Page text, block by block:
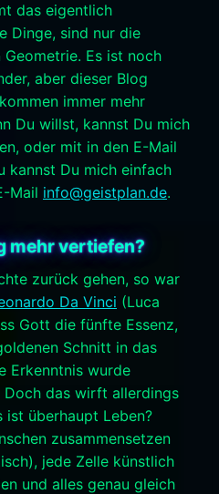
das eigentlich
Dinge, sind nur die
Es ist noch
aber dieser Blog
immer mehr
Du willst, kannst Du mich
oder mit in den E-Mail
kannst Du mich einfach
Mail info@geistplan.de.
mehr vertiefen?
zurück gehen, so war
Da Vinci (Luca
Gott die fünfte Essenz,
Schnitt in das
Erkenntnis wurde
Doch das wirft allerdings
ist überhaupt Leben?
zusammensetzen
jede Zelle künstlich
und alles genau gleich